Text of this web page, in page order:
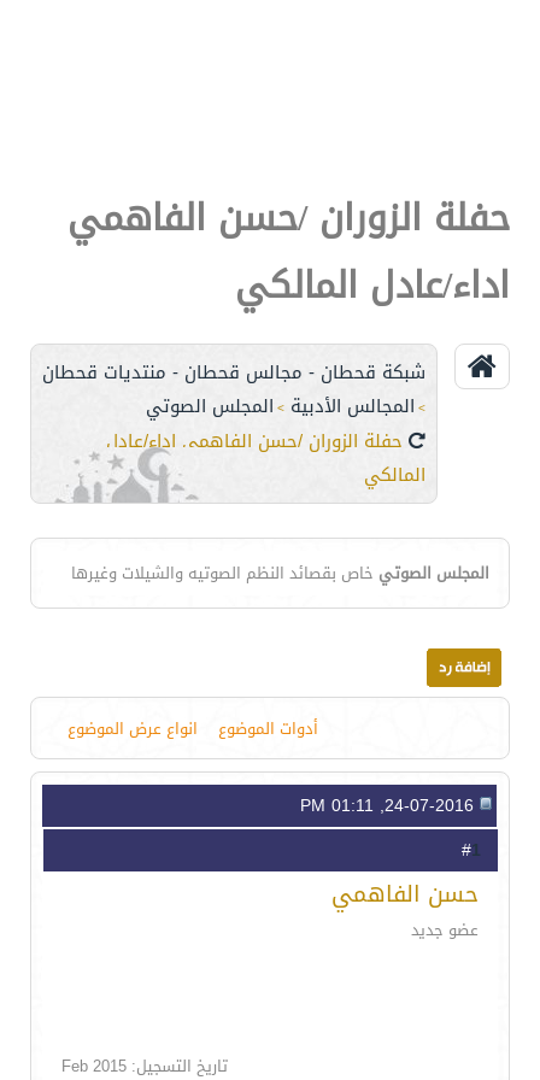
حفلة الزوران /حسن الفاهمي
اداء/عادل المالكي
شبكة قحطان - مجالس قحطان - منتديات قحطان
> المجالس الأدبية > المجلس الصوتي
حفلة الزوران /حسن الفاهمي اداء/عادل
المالكي
المجلس الصوتي خاص بقصائد النظم الصوتيه والشيلات وغيرها
أدوات الموضوع انواع عرض الموضوع
1
حسن الفاهمي
عضو جديد
تاريخ التسجيل: Feb 2015